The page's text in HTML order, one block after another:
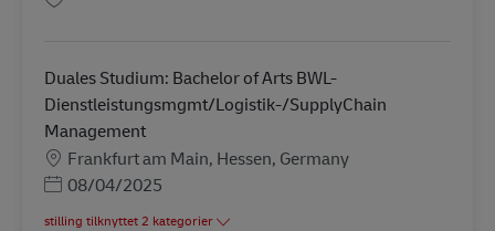
Duales Studium: Bachelor of Arts BWL-
Dienstleistungsmgmt/Logistik-/SupplyChain
Management
Lokation
Frankfurt am Main, Hessen, Germany
Posted Date
08/04/2025
stilling tilknyttet 2 kategorier